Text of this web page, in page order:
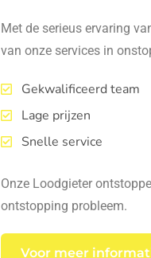
Met de serieus ervaring
van onze services in
Gekwalificeerd team
Lage prijzen
Snelle service
Onze Loodgieter
ontstopping probleem.
Voor meer